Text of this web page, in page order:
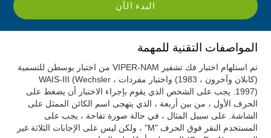
البدء الآن
المواصفات التقنية للمهمة
تم استلهام اختبار فك تشفير VIPER-NAM من اختبار بوسطن للتسمية
(كابلان وآخرون ، 1983) واختبار مفردات WAIS-III (Wechsler ،
1997). يجب على الشخص الذي يقوم بإجراء الاختبار أن يضغط على
الحرف الأول ، من بين أربعة ، الذي يتهجى اسم الكائن الممثل على
الشاشة. على سبيل المثال ، في حالة صورة تفاحة ، يجب على
المستخدم النقر فوق الحرف "M" ، ولكن ليس على الإجابات الثلاثة غير